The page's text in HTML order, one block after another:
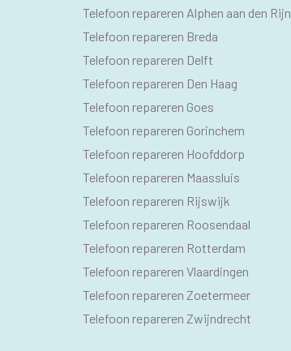
SEO
PAGINA'S
Telefoon repareren Alphen aan den Rijn
Telefoon repareren Breda
Telefoon repareren Delft
Telefoon repareren Den Haag
Telefoon repareren Goes
Telefoon repareren Gorinchem
Telefoon repareren Hoofddorp
Telefoon repareren Maassluis
Telefoon repareren Rijswijk
Telefoon repareren Roosendaal
Telefoon repareren Rotterdam
Telefoon repareren Vlaardingen
Telefoon repareren Zoetermeer
Telefoon repareren Zwijndrecht